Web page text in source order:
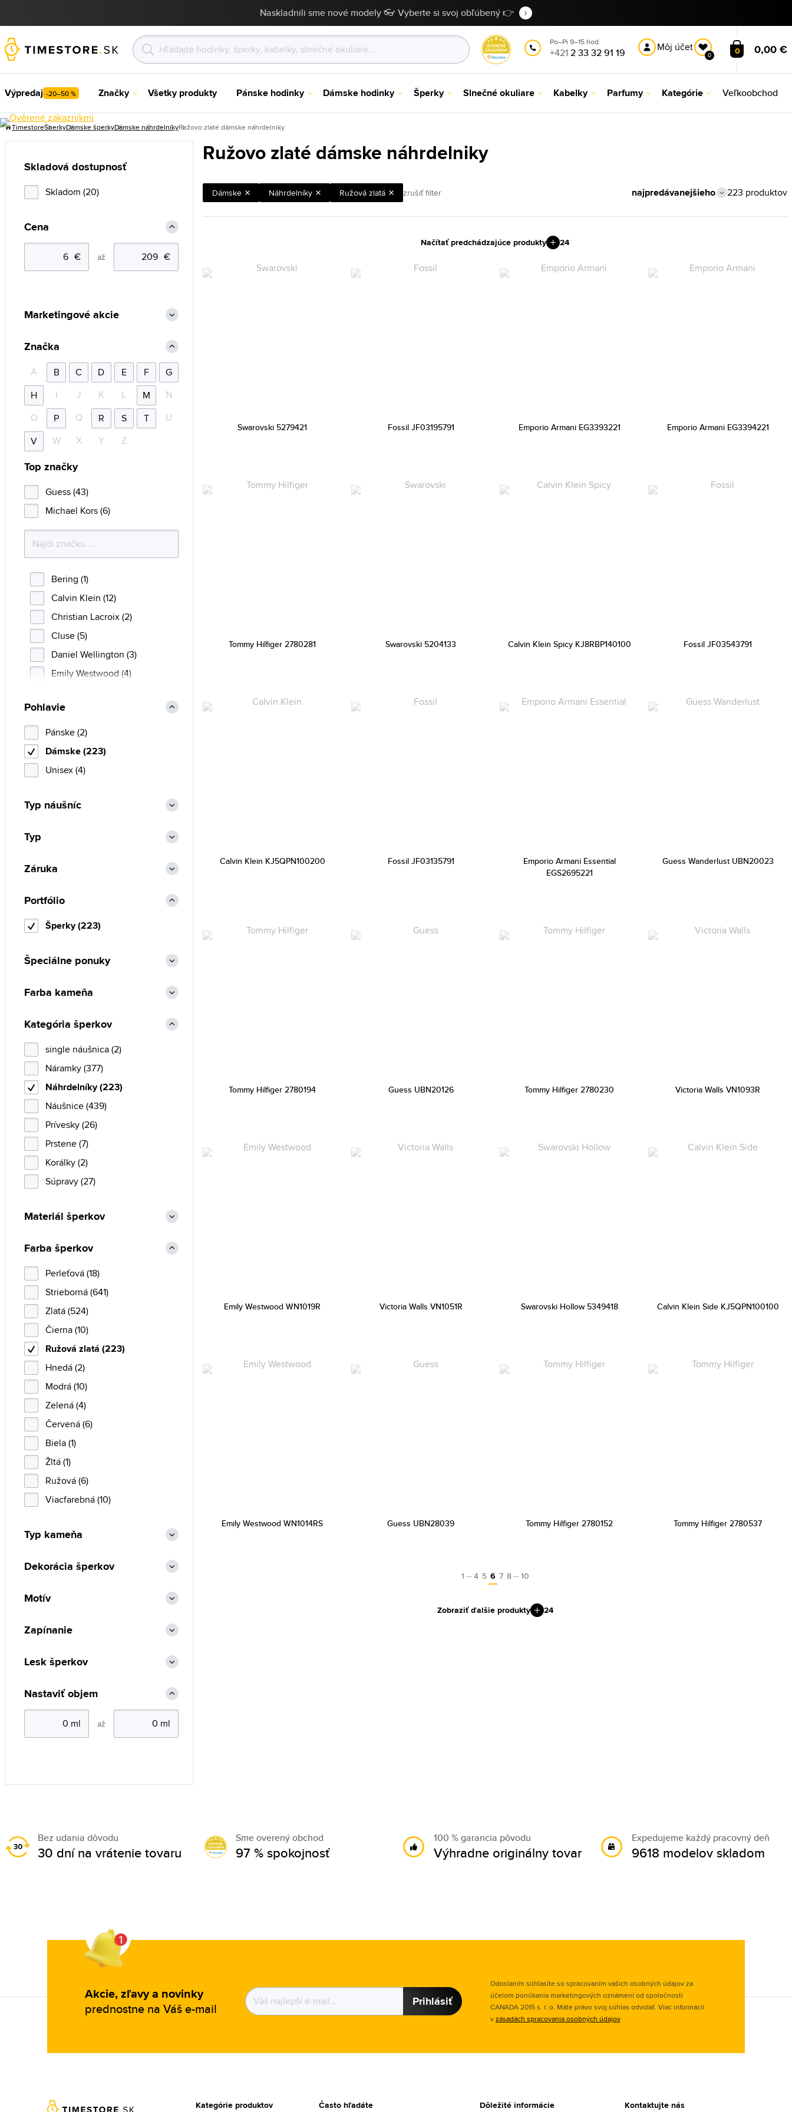
Naskladnili sme nové modely 👓 Vyberte si svoj obľúbený 👉
Po–Pi 9–15 hod.
+4212 33 32 91 19 Môj účet
0 0 0,00 €
Výpredaj -20–50 % Značky Všetky produkty Pánske hodinky Dámske hodinky Šperky Slnečné okuliare Kabelky Parfumy Kategórie Veľkoobchod
TimestoreŠperkyDámske šperkyDámske náhrdelníkyRužovo zlaté dámske náhrdelniky
Ružovo zlaté dámske náhrdelniky
Dámske Náhrdelníky Ružová zlatá zrušiť filter 223 produktov
Načítať predchádzajúce produkty 24
Swarovski 5279421 Fossil JF03195791 Emporio Armani EG3393221 Emporio Armani EG3394221
Tommy Hilfiger 2780281 Swarovski 5204133 Calvin Klein Spicy KJ8RBP140100 Fossil JF03543791
Calvin Klein KJ5QPN100200 Fossil JF03135791
Emporio Armani Essential
EGS2695221
Guess Wanderlust UBN20023
Tommy Hilfiger 2780194 Guess UBN20126 Tommy Hilfiger 2780230 Victoria Walls VN1093R
Emily Westwood WN1019R Victoria Walls VN1051R Swarovski Hollow 5349418 Calvin Klein Side KJ5QPN100100
Emily Westwood WN1014RS Guess UBN28039 Tommy Hilfiger 2780152 Tommy Hilfiger 2780537
1 … 4 5 6 7 8 … 10
Zobraziť ďalšie produkty 24
Skladová dostupnosť
Skladom (20)
Cena
až
Marketingové akcie
Značka
A B C D E F
G
H
I J K L M
N
O
P Q R S T
U
V
W X Y Z
Top značky
Guess (43)
Michael Kors (6)
Bering (1)
Calvin Klein (12)
Christian Lacroix (2)
Cluse (5)
Daniel Wellington (3)
Emily Westwood (4)
Esprit (7)
Fossil (35)
Guess (43)
Hugo Boss (1)
Paul Hewitt (3)
TS (2)
Pohlavie
Pánske (2)
Dámske (223)
Unisex (4)
Typ náušníc
Typ
Záruka
Portfólio
Šperky (223)
Špeciálne ponuky
Farba kameňa
Kategória šperkov
single náušnica (2)
Náramky (377)
Náhrdelníky (223)
Náušnice (439)
Prívesky (26)
Prstene (7)
Korálky (2)
Súpravy (27)
Materiál šperkov
Farba šperkov
Perleťová (18)
Strieborná (641)
Zlatá (524)
Čierna (10)
Ružová zlatá (223)
Hnedá (2)
Modrá (10)
Zelená (4)
Červená (6)
Biela (1)
Žltá (1)
Ružová (6)
Viacfarebná (10)
Typ kameňa
Dekorácia šperkov
Motív
Zapínanie
Lesk šperkov
Nastaviť objem
až
Bez udania dôvodu
30 dní na vrátenie tovaru
Sme overený obchod
97 % spokojnosť
100 % garancia pôvodu
Výhradne originálny tovar
Expedujeme každý pracovný deň
9618 modelov skladom
Akcie, zľavy a novinky
prednostne na Váš e-mail Prihlásiť
Odoslaním súhlasíte so spracovaním vašich osobných údajov za
účelom ponúkania marketingových oznámení od spoločnosti
CANADA 2015 s. r. o. Máte právo svoj súhlas odvolať. Viac informácií
vzásadách spracovania osobných údajov.
Kategórie produktov Často hľadáte Dôležité informácie Kontaktujte nás